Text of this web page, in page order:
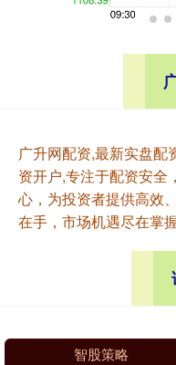
广升网配资,最新实盘配
资开户,专注于配资安全
心，为投资者提供高效
在手，市场机遇尽在掌握
智股策略